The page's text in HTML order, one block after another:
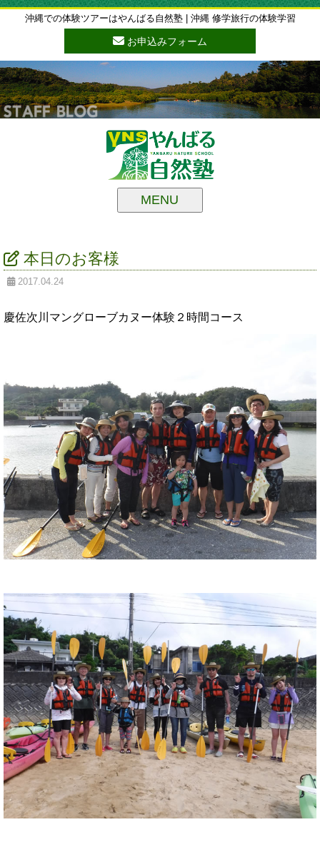
沖縄での体験ツアーはやんばる自然塾 | 沖縄 修学旅行の体験学習
お申込みフォーム
MENU
本日のお客様
2017.04.24
慶佐次川マングローブカヌー体験２時間コース